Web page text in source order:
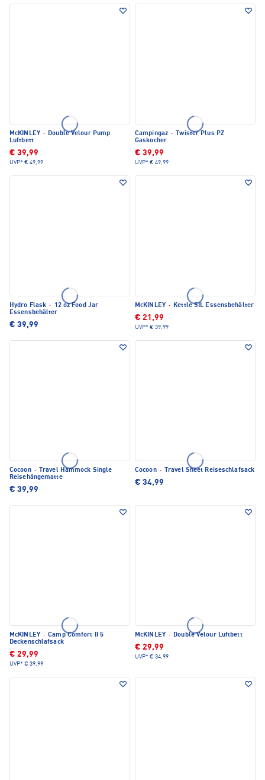
McKINLEY · Double Velour Pump
Luftbett
€ 39,99
UVP* € 49,99
Campingaz ·
Twister Plus PZ
Gaskocher
€ 39,99
UVP* € 49,99
Hydro Flask ·
12 oz Food Jar
Essensbehälter
€ 39,99
McKINLEY · Kettle SIL Essensbehälter
€ 21,99
UVP* € 39,99
Cocoon ·
Travel Hammock Single
Reisehängematte
€ 39,99
Cocoon · Travel Sheet Reiseschlafsack
€ 34,99
McKINLEY · Camp Comfort II 5
Deckenschlafsack
€ 29,99
UVP* € 39,99
McKINLEY · Double Velour Luftbett
€ 29,99
UVP* € 34,99